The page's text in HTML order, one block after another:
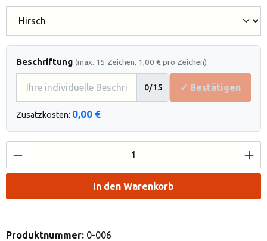
Beschriftung (max. 15 Zeichen, 1,00 € pro Zeichen)
0/15 ✓ Bestätigen
Zusatzkosten: 0,00 €
Produkt Anzahl: Gib den gewünschten
In den Warenkorb
Produktnummer: 0-006